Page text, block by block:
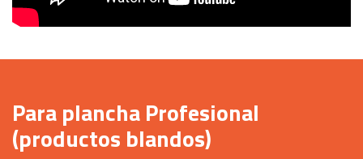
Para plancha Profesional
(productos blandos)